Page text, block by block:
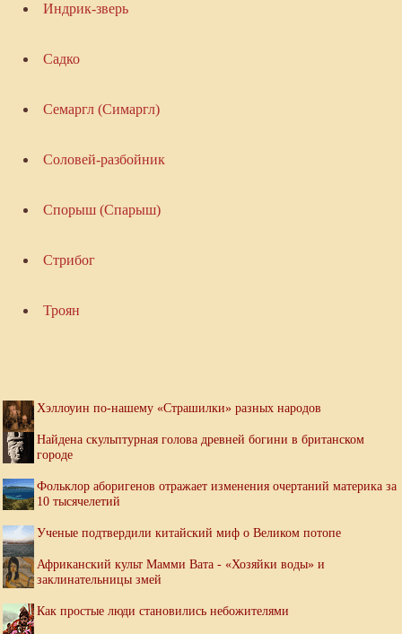
Индрик-зверь
Садко
Семаргл (Симаргл)
Соловей-разбойник
Спорыш (Спарыш)
Стрибог
Троян
Хэллоуин по-нашему «Страшилки» разных народов
Найдена скульптурная голова древней богини в британском
городе
Фольклор аборигенов отражает изменения очертаний материка за
10 тысячелетий
Ученые подтвердили китайский миф о Великом потопе
Африканский культ Мамми Вата - «Хозяйки воды» и
заклинательницы змей
Как простые люди становились небожителями